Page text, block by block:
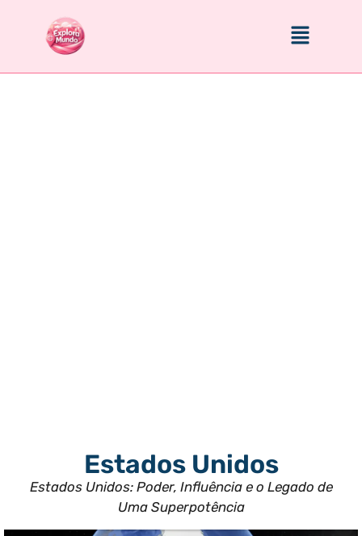
Estados Unidos
Estados Unidos: Poder, Influência e o Legado de
Uma Superpotência